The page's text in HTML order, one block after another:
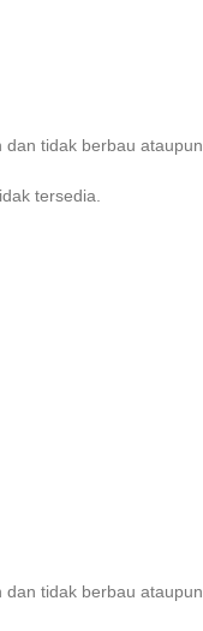
tidak berbau
tersedia.
tidak berbau